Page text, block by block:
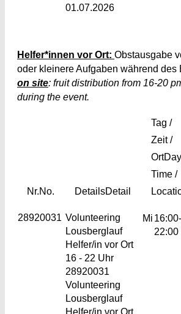
01.07.2026
Helfer*innen vor Ort: Obstausgabe
oder kleinere Aufgaben während des
on site: fruit distribution from 16-20
during the event.
Nr.No. DetailsDetail
Tag /
Zeit /
Ort
Time /
28920031 Volunteering
Lousberglauf
Helfer/in vor Ort
16 - 22 Uhr
28920031
Volunteering
Lousberglauf
Helfer/in vor Ort
Mi 16:00-
22:00